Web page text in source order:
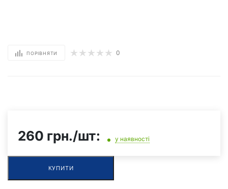
ПОРІВНЯТИ 0
260 грн./шт: у наявності
КУПИТИ